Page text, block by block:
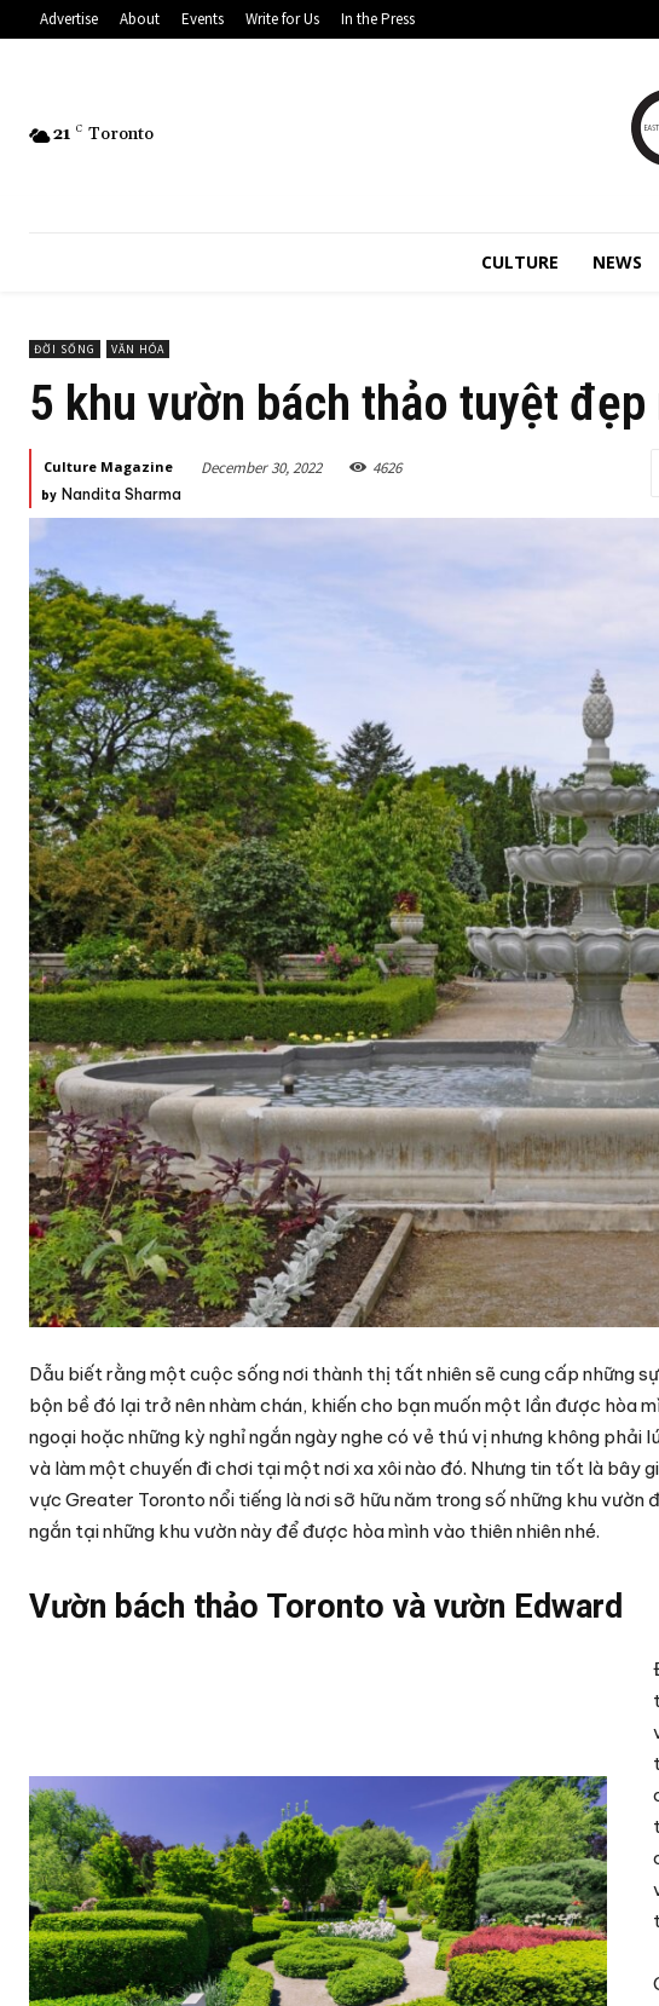
Advertise About Events Write for Us In the Press
21 C Toronto
CULTURE NEWS
ĐỜI SỐNG VĂN HÓA
5 khu vườn bách thảo tuyệt
Culture Magazine December 30, 2022 4626
by Nandita Sharma
Dẫu biết rằng một cuộc sống nơi thành thị tất nhiên sẽ cung cấp những
bộn bề đó lại trở nên nhàm chán, khiến cho bạn muốn một lần được hòa
ngoại hoặc những kỳ nghỉ ngắn ngày nghe có vẻ thú vị nhưng không
và làm một chuyến đi chơi tại một nơi xa xôi nào đó. Nhưng tin tốt là bây
vực Greater Toronto nổi tiếng là nơi sỡ hữu năm trong số những khu
ngắn tại những khu vườn này để được hòa mình vào thiên nhiên nhé.
Vườn bách thảo Toronto và vườn Edward